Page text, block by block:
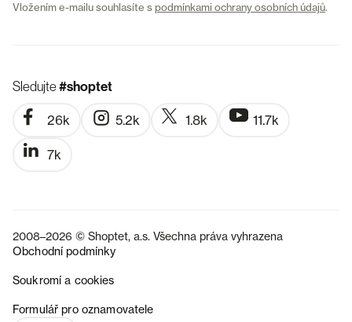
Vložením e-mailu souhlasíte spodmínkami ochrany osobních údajů.
Sledujte#shoptet
26k 5.2k 1.8k 11.7k
7k
2008–2026 © Shoptet, a.s. Všechna práva vyhrazena
Obchodní podmínky
Soukromí a cookies
Formulář pro oznamovatele